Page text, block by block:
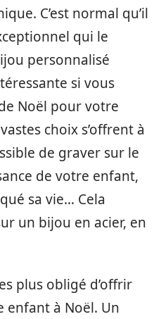
C’est normal qu’il
qui le
personnalisé
si vous
Noël pour votre
choix s’offrent à
de graver sur le
de votre enfant,
sa vie… Cela
un bijou en acier, en
plus obligé d’offrir
enfant à Noël. Un